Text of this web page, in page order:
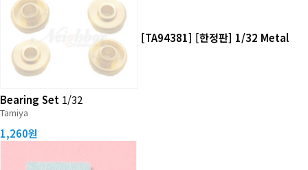
[TA94381] [한정판] 1/32 Metal
Bearing Set 1/32
Tamiya
1,260원